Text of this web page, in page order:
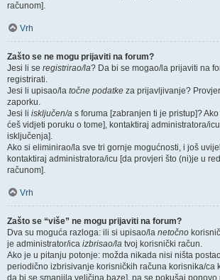
računom].
Vrh
Zašto se ne mogu prijaviti na forum?
Jesi li se registrirao/la? Da bi se mogao/la prijaviti na
registrirati.
Jesi li upisao/la točne podatke za prijavljivanje?
zaporku.
Jesi li isključen/a s foruma [zabranjen ti je pristup]?
ćeš vidjeti poruku o tome], kontaktiraj administratora/
isključenja].
Ako si eliminirao/la sve tri gornje mogućnosti, i još
kontaktiraj administratora/icu [da provjeri što (ni)je u
računom].
Vrh
Zašto se “više” ne mogu prijaviti na forum?
Dva su moguća razloga: ili si upisao/la netočno
je administrator/ica izbrisao/la tvoj korisnički račun.
Ako je u pitanju potonje: možda nikada nisi ništa
periodično izbrisivanje korisničkih računa korisnika/ca
da bi se smanjila veličina baze], pa se pokušaj ponovo